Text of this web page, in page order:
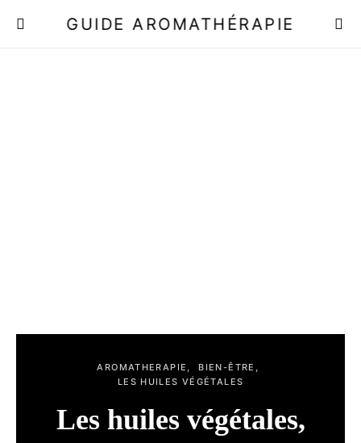
GUIDE AROMATHÉRAPIE
AROMATHERAPIE
BIEN-ÊTRE
LES HUILES VÉGÉTALES
Les huiles végétales,